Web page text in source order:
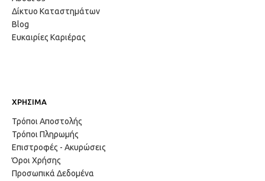
Δίκτυο Καταστημάτων
Blog
Ευκαιρίες Καριέρας
ΧΡΗΣΙΜΑ
Τρόποι Αποστολής
Τρόποι Πληρωμής
Επιστροφές - Ακυρώσεις
Όροι Χρήσης
Προσωπικά Δεδομένα